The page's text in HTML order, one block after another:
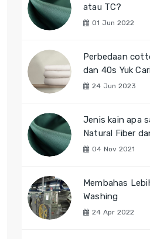
atau TC?
01 Jun 2022
Perbedaan
dan 40s Yuk
24 Jun 2023
Jenis kain apa
Natural Fiber
04 Nov 2021
Membahas
Washing
24 Apr 2022